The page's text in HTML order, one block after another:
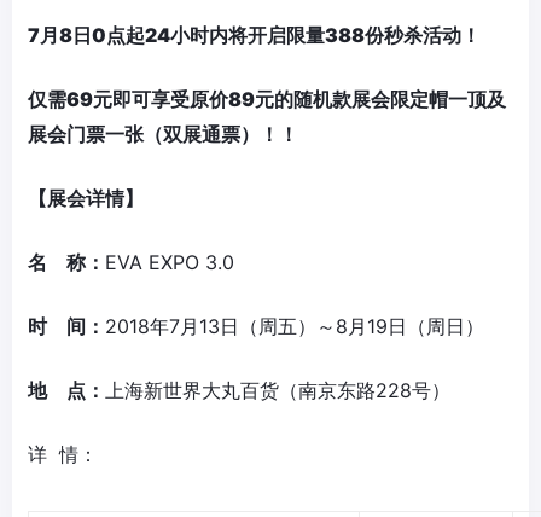
7月8日0点起24小时内将开启限量388份秒杀活动！
仅需69元即可享受原价89元的随机款展会限定帽一顶及
展会门票一张（双展通票）！！
【展会详情】
名 称： EVA EXPO 3.0
时 间 ： 2018年7月13日（周五）～8月19日（周日）
地 点 ： 上海新世界大丸百货（南京东路228号）
详 情：